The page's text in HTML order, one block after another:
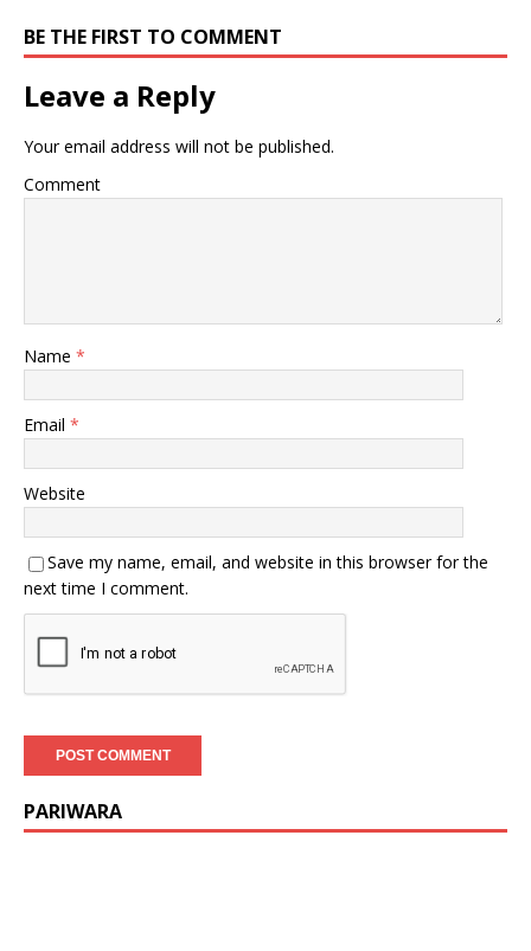
BE THE FIRST TO COMMENT
Leave a Reply
Your email address will not be published.
Comment
Name *
Email *
Website
Save my name, email, and website in this browser for the
next time I comment.
PARIWARA